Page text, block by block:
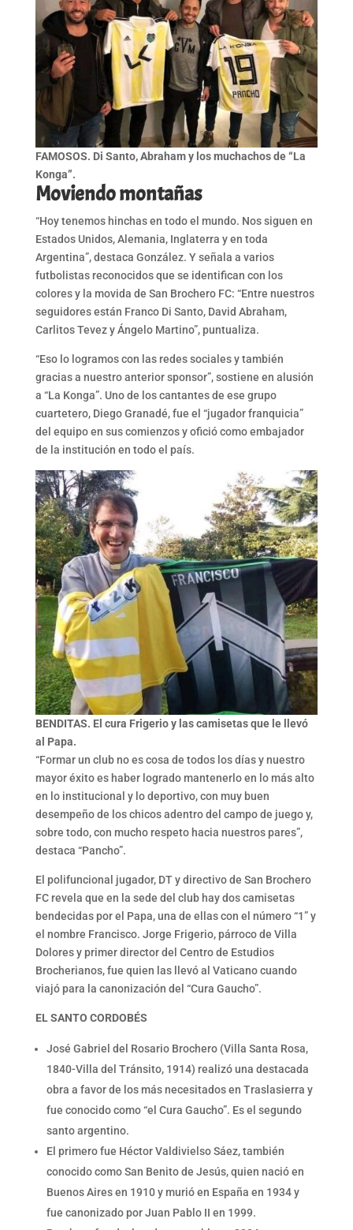
FAMOSOS. Di Santo, Abraham y los muchachos de “La
Konga”.
Moviendo montañas
“Hoy tenemos hinchas en todo el mundo. Nos siguen en
Estados Unidos, Alemania, Inglaterra y en toda
Argentina”, destaca González. Y señala a varios
futbolistas reconocidos que se identifican con los
colores y la movida de San Brochero FC: “Entre nuestros
seguidores están Franco Di Santo, David Abraham,
Carlitos Tevez y Ángelo Martino”, puntualiza.
“Eso lo logramos con las redes sociales y también
gracias a nuestro anterior sponsor”, sostiene en alusión
a “La Konga”. Uno de los cantantes de ese grupo
cuartetero, Diego Granadé, fue el “jugador franquicia”
del equipo en sus comienzos y ofició como embajador
de la institución en todo el país.
BENDITAS. El cura Frigerio y las camisetas que le llevó
al Papa.
“Formar un club no es cosa de todos los días y nuestro
mayor éxito es haber logrado mantenerlo en lo más alto
en lo institucional y lo deportivo, con muy buen
desempeño de los chicos adentro del campo de juego y,
sobre todo, con mucho respeto hacia nuestros pares”,
destaca “Pancho”.
El polifuncional jugador, DT y directivo de San Brochero
FC revela que en la sede del club hay dos camisetas
bendecidas por el Papa, una de ellas con el número “1” y
el nombre Francisco. Jorge Frigerio, párroco de Villa
Dolores y primer director del Centro de Estudios
Brocherianos, fue quien las llevó al Vaticano cuando
viajó para la canonización del “Cura Gaucho”.
EL SANTO CORDOBÉS
José Gabriel del Rosario Brochero (Villa Santa Rosa,
1840-Villa del Tránsito, 1914) realizó una destacada
obra a favor de los más necesitados en Traslasierra y
fue conocido como “el Cura Gaucho”. Es el segundo
santo argentino.
El primero fue Héctor Valdivielso Sáez, también
conocido como San Benito de Jesús, quien nació en
Buenos Aires en 1910 y murió en España en 1934 y
fue canonizado por Juan Pablo II en 1999.